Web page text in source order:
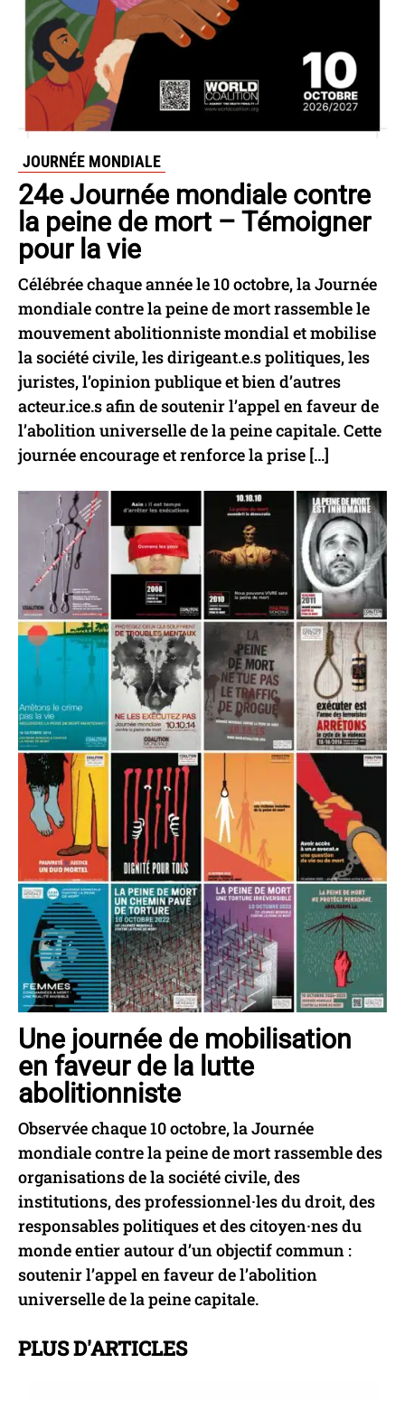
JOURNÉE MONDIALE
24e Journée mondiale contre
la peine de mort – Témoigner
pour la vie
Célébrée chaque année le 10 octobre, la Journée
mondiale contre la peine de mort rassemble le
mouvement abolitionniste mondial et mobilise
la société civile, les dirigeant.e.s politiques, les
juristes, l’opinion publique et bien d’autres
acteur.ice.s afin de soutenir l’appel en faveur de
l’abolition universelle de la peine capitale. Cette
journée encourage et renforce la prise […]
Une journée de mobilisation
en faveur de la lutte
abolitionniste
Observée chaque 10 octobre, la Journée
mondiale contre la peine de mort rassemble des
organisations de la société civile, des
institutions, des professionnel·les du droit, des
responsables politiques et des citoyen·nes du
monde entier autour d’un objectif commun :
soutenir l’appel en faveur de l’abolition
universelle de la peine capitale.
PLUS D'ARTICLES